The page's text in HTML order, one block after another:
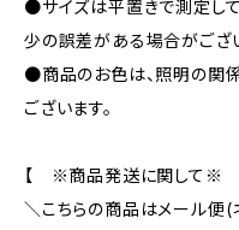
●サイズは平置きで測定して
少の誤差がある場合がござ
●商品のお色は、照明の関
ございます。
【 ※商品発送に関して※
＼こちらの商品はメール便(